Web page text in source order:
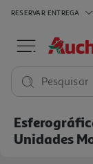
RESERVAR ENTREGA
Pesquisar
Unidades